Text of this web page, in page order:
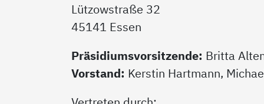
Lützowstraße 32
45141 Essen
Präsidiumsvorsitzende: Britta
Vorstand: Kerstin Hartmann,